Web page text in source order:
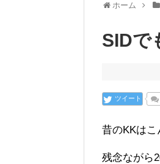
ホーム
SIDで
ツイート
昔のKKはこ
残念ながら